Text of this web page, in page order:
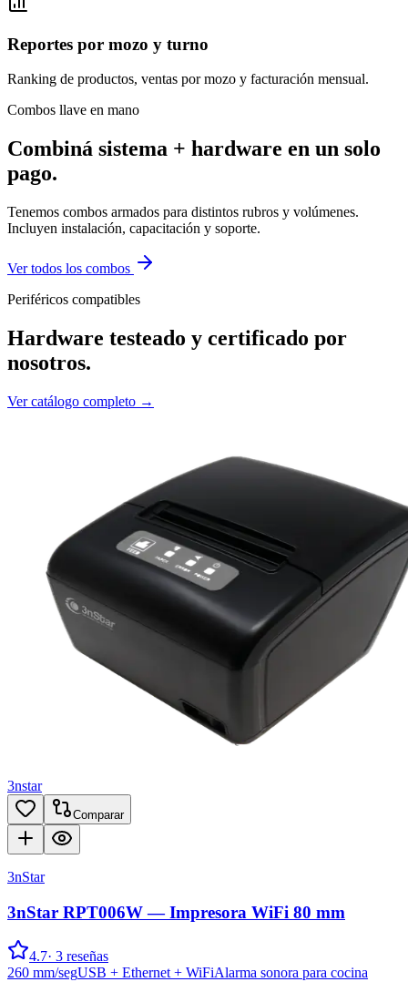
Reportes por mozo y turno
Ranking de productos, ventas por mozo y facturación mensual.
Combos llave en mano
Combiná sistema + hardware en un solo
pago.
Tenemos combos armados para distintos rubros y volúmenes.
Incluyen instalación, capacitación y soporte.
Ver todos los combos
Periféricos compatibles
Hardware testeado y certificado por
nosotros.
Ver catálogo completo →
3nstar
Comparar
3nStar
3nStar RPT006W — Impresora WiFi 80 mm
4.7· 3 reseñas
260 mm/segUSB + Ethernet + WiFiAlarma sonora para cocina